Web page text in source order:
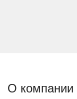
О компании